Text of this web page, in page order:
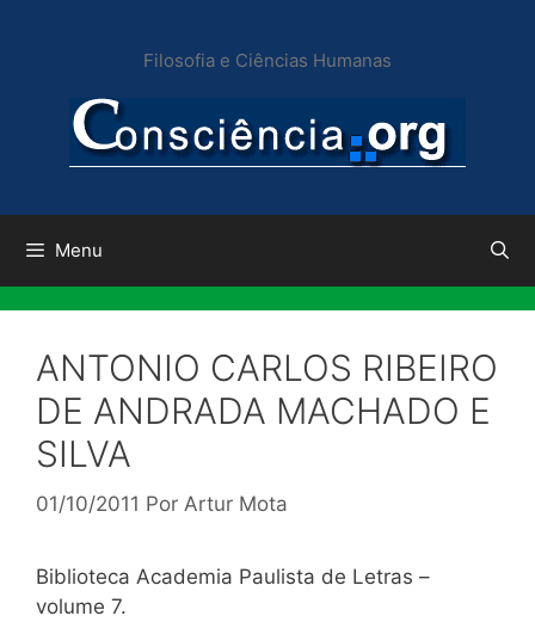
conteúdo
Filosofia e Ciências Humanas
Menu
ANTONIO CARLOS RIBEIRO
DE ANDRADA MACHADO E
SILVA
01/10/2011 Por Artur Mota
Biblioteca Academia Paulista de Letras –
volume 7.